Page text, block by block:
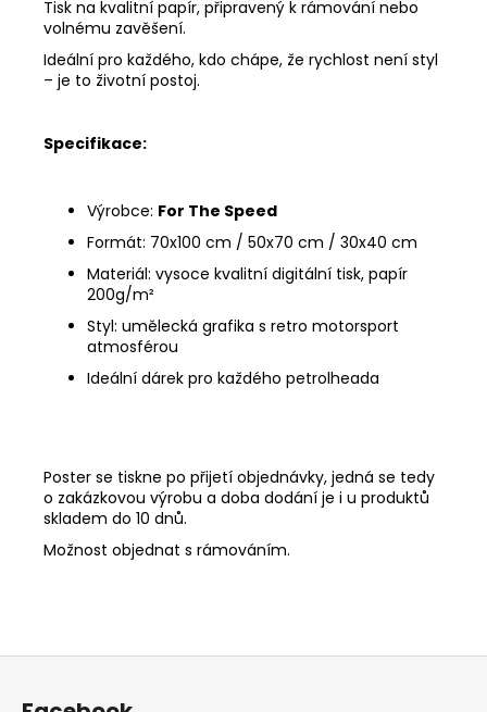
Tisk na kvalitní papír, připravený k rámování nebo
volnému zavěšení.
Ideální pro každého, kdo chápe, že rychlost není styl
– je to životní postoj.
Specifikace:
Výrobce: For The Speed
Formát: 70x100 cm / 50x70 cm / 30x40 cm
Materiál: vysoce kvalitní digitální tisk, papír
200g/m²
Styl: umělecká grafika s retro motorsport
atmosférou
Ideální dárek pro každého petrolheada
Poster se tiskne po přijetí objednávky, jedná se tedy
o zakázkovou výrobu a doba dodání je i u produktů
skladem do 10 dnů.
Možnost objednat s rámováním.
Z